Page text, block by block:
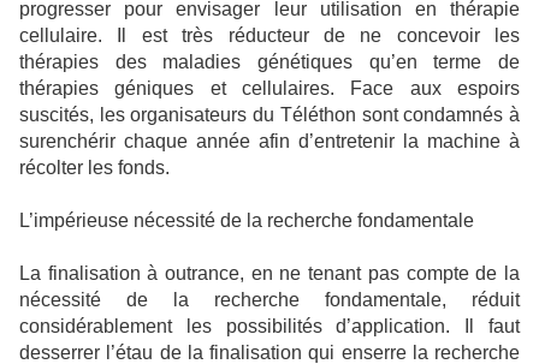
progresser pour envisager leur utilisation en thérapie
cellulaire. Il est très réducteur de ne concevoir les
thérapies des maladies génétiques qu’en terme de
thérapies géniques et cellulaires. Face aux espoirs
suscités, les organisateurs du Téléthon sont condamnés à
surenchérir chaque année afin d’entretenir la machine à
récolter les fonds.
L’impérieuse nécessité de la recherche fondamentale
La finalisation à outrance, en ne tenant pas compte de la
nécessité de la recherche fondamentale, réduit
considérablement les possibilités d’application. Il faut
desserrer l’étau de la finalisation qui enserre la recherche